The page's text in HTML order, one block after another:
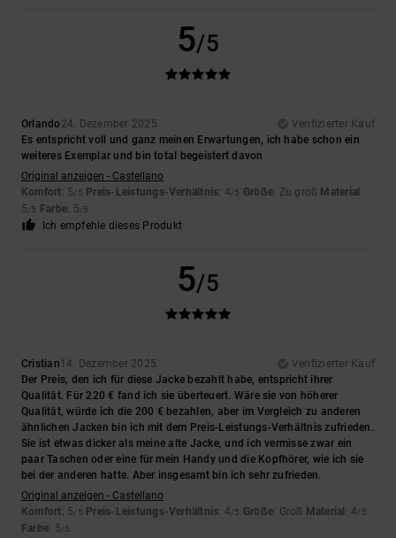
5/5
Orlando24. Dezember 2025
Verifizierter Kauf
Es entspricht voll und ganz meinen Erwartungen, ich habe schon ein
weiteres Exemplar und bin total begeistert davon
Original anzeigen - Castellano
Komfort: 5/5 Preis-Leistungs-Verhältnis: 4/5 Größe: Zu groß Material :
5/5 Farbe: 5/5
Ich empfehle dieses Produkt
5/5
Cristian14. Dezember 2025
Verifizierter Kauf
Der Preis, den ich für diese Jacke bezahlt habe, entspricht ihrer
Qualität. Für 220 € fand ich sie überteuert. Wäre sie von höherer
Qualität, würde ich die 200 € bezahlen, aber im Vergleich zu anderen
ähnlichen Jacken bin ich mit dem Preis-Leistungs-Verhältnis zufrieden.
Sie ist etwas dicker als meine alte Jacke, und ich vermisse zwar ein
paar Taschen oder eine für mein Handy und die Kopfhörer, wie ich sie
bei der anderen hatte. Aber insgesamt bin ich sehr zufrieden.
Original anzeigen - Castellano
Komfort: 5/5 Preis-Leistungs-Verhältnis: 4/5 Größe: Groß Material : 4/5
Farbe: 5/5